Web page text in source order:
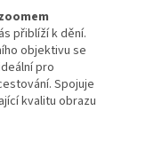
přiblíží k dění.
objektivu se
pro
Spojuje
kvalitu obrazu